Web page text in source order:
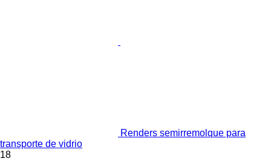
Renders semirremolque para
transporte de vidrio
18